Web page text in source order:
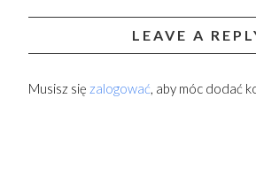
LEAVE A
Musisz się zalogować, aby móc dodać